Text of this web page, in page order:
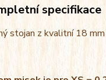
specifikace
stojan z kvalitní 18